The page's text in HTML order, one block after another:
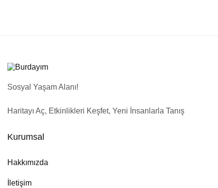
Sosyal Yaşam Alanı!
Haritayı Aç, Etkinlikleri Keşfet, Yeni İnsanlarla Tanış
Kurumsal
Hakkımızda
İletişim